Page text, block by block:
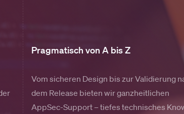
Pragmatisch von A bis Z
Vom sicheren Design bis zur Validierung
dem Release bieten wir ganzheitlichen
AppSec-Support – tiefes technisches